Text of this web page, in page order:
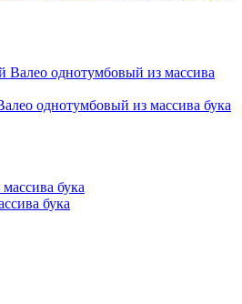
однотумбовый из массива бука
бука